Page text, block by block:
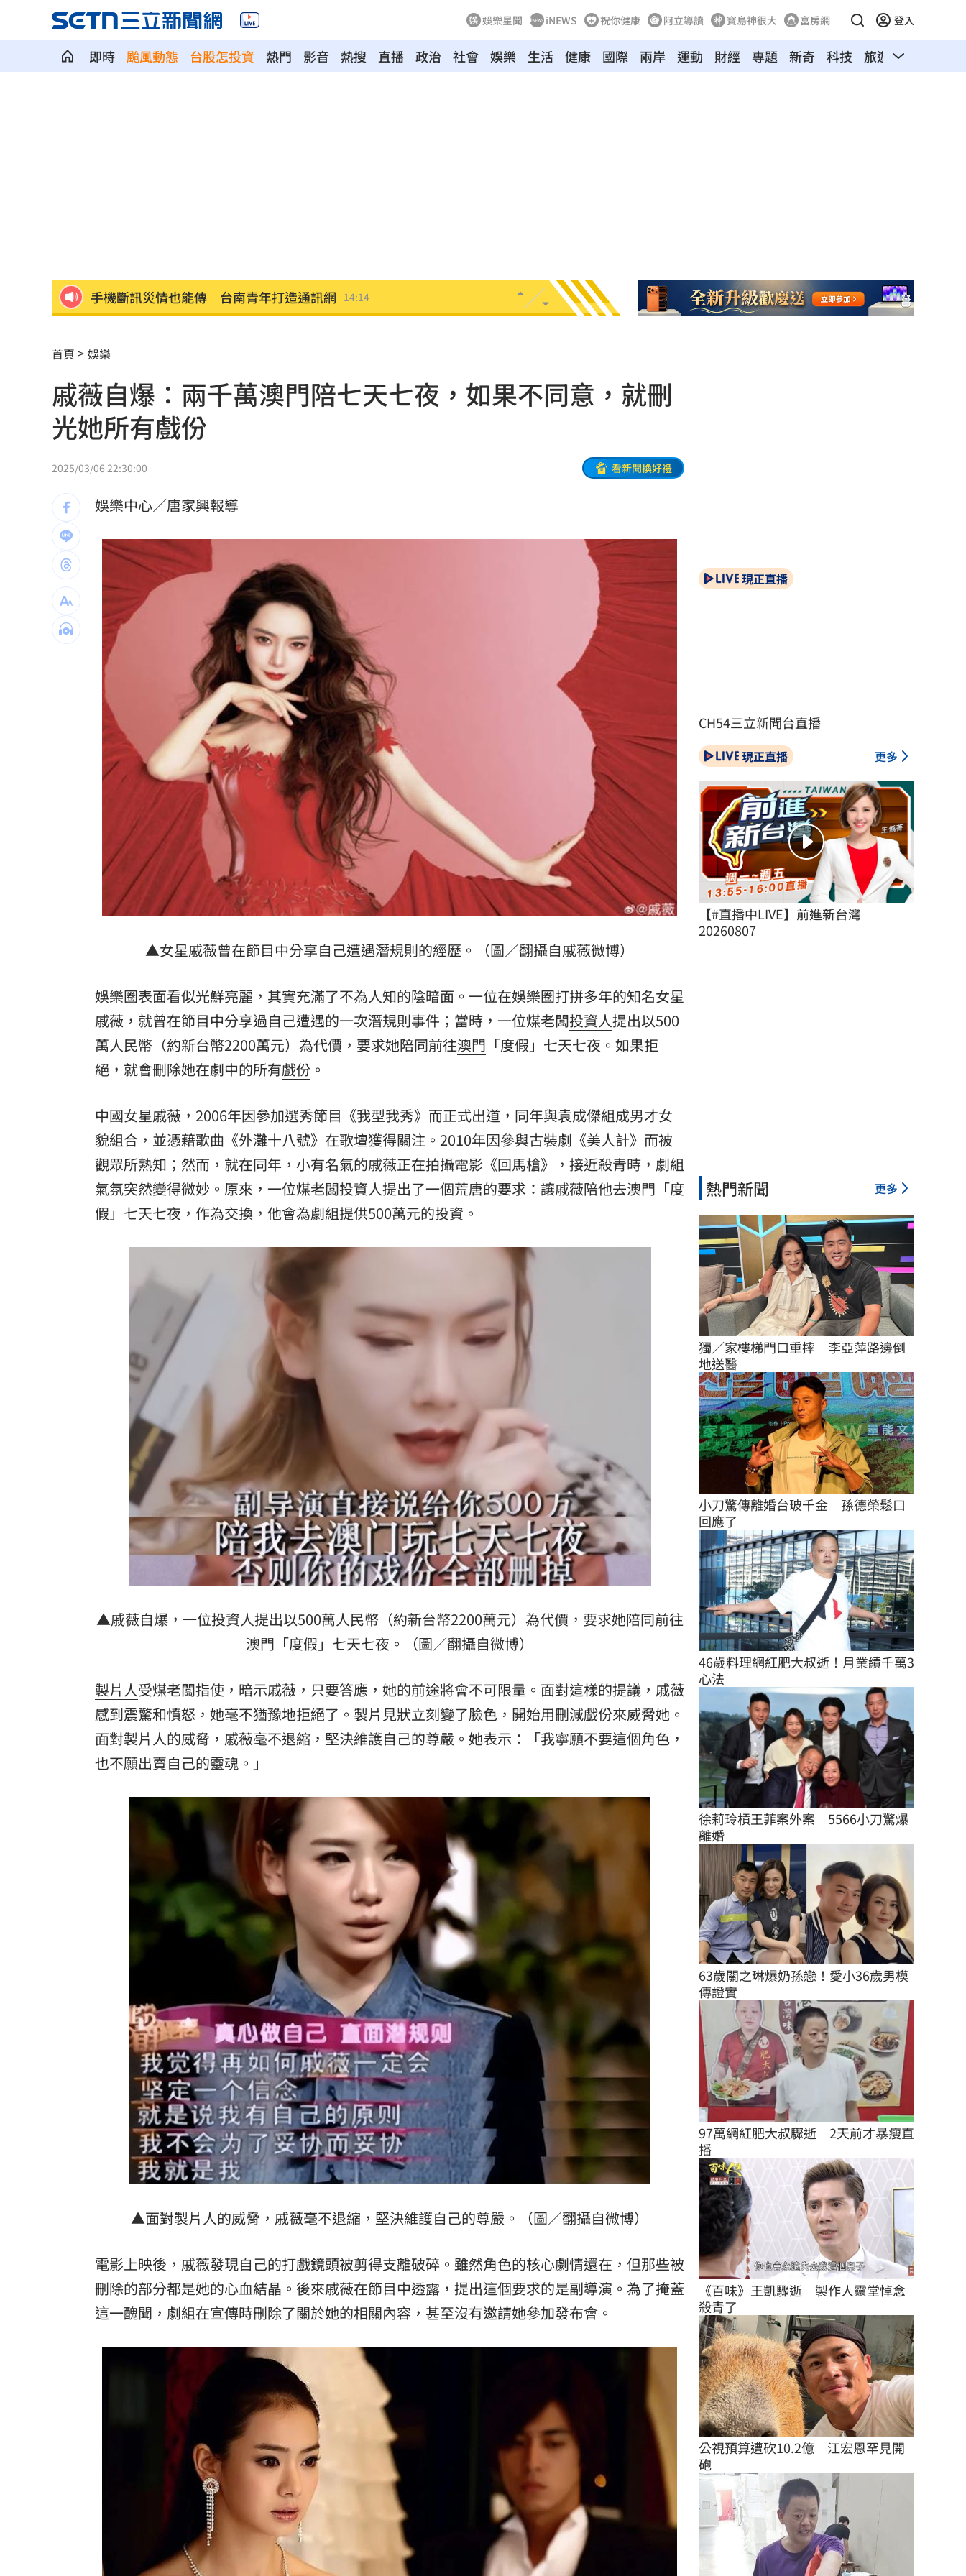
娛樂星聞 iNEWS 祝你健康 阿立導讀 寶島神很大 富房網 登入
即時 颱風動態 台股怎投資 熱門 影音 熱搜 直播 政治 社會 娛樂 生活 健康 國際 兩岸 運動 財經 專題 新奇 科技 旅遊 汽車
手機斷訊災情也能傳 台南青年打造通訊網 14:14
白海豚對流增強！發海警將破68年颱風紀錄
視導城鎮韌性演習 蕭美琴曝三檢驗重點 14:11
肥大叔國台語教煮菜爆紅 曾創年收破億
阿中喊真相浮出水面 網淚：謝謝守護台灣
詐10億女律曾任中市法律顧問？市府澄清
男星聞「同事抽菸味道」不敢講表情成迷因
【迪士尼】Q3亮眼 幕後推手帶動雙引擎
混兄弟跑路去大陸…想擺脫發現父擁9房產 13:52
田路路批不配當工會理事長 曹雨婷不忍了 13:51
郭書瑤背後金主竟是大咖藝人！身份曝光了 13:51
女律師詐慈濟10億仍做1事 眾驚：水很深 13:49
踩鞭炮瞬間爆炸！51歲男腳掌全爛 急截肢 13:45
台灣彩券開獎直播中 20:31
LIVE三立+24小時直播 15:27
三立iNEWS新聞台線上直播
台彩父親節推新刮刮樂千萬頭獎超「爸」氣 12:00
「拍片人的多重宇宙」職涯論壇9/12登場！ 10:30
8國球員齊聚高雄 Formosa 7s掀足球熱潮 10:00
理想混蛋號召粉絲跨海追星吃美食！ 18:15
首頁 娛樂
戚薇自爆：兩千萬澳門陪七天七夜，如果不同意，就刪
光她所有戲份
2025/03/06 22:30:00 看新聞換好禮
娛樂中心／唐家興報導
▲女星戚薇曾在節目中分享自己遭遇潛規則的經歷。（圖／翻攝自戚薇微博）
娛樂圈表面看似光鮮亮麗，其實充滿了不為人知的陰暗面。一位在娛樂圈打拼多年的知名女星
戚薇，就曾在節目中分享過自己遭遇的一次潛規則事件；當時，一位煤老闆投資人提出以500
萬人民幣（約新台幣2200萬元）為代價，要求她陪同前往澳門 「度假」七天七夜。如果拒
絕，就會刪除她在劇中的所有戲份 。
中國女星戚薇，2006年因參加選秀節目《我型我秀》而正式出道，同年與袁成傑組成男才女
貌組合，並憑藉歌曲《外灘十八號》在歌壇獲得關注。2010年因參與古裝劇《美人計》而被
觀眾所熟知；然而，就在同年，小有名氣的戚薇正在拍攝電影《回馬槍》，接近殺青時，劇組
氣氛突然變得微妙。原來，一位煤老闆投資人提出了一個荒唐的要求：讓戚薇陪他去澳門「度
假」七天七夜，作為交換，他會為劇組提供500萬元的投資。
▲戚薇自爆，一位投資人提出以500萬人民幣（約新台幣2200萬元）為代價，要求她陪同前往
澳門「度假」七天七夜。（圖／翻攝自微博）
製片人受煤老闆指使，暗示戚薇，只要答應，她的前途將會不可限量。面對這樣的提議，戚薇
感到震驚和憤怒，她毫不猶豫地拒絕了。製片見狀立刻變了臉色，開始用刪減戲份來威脅她。
面對製片人的威脅，戚薇毫不退縮，堅決維護自己的尊嚴。她表示：「我寧願不要這個角色，
也不願出賣自己的靈魂。」
▲面對製片人的威脅，戚薇毫不退縮，堅決維護自己的尊嚴。（圖／翻攝自微博）
電影上映後，戚薇發現自己的打戲鏡頭被剪得支離破碎。雖然角色的核心劇情還在，但那些被
刪除的部分都是她的心血結晶。後來戚薇在節目中透露，提出這個要求的是副導演。為了掩蓋
這一醜聞，劇組在宣傳時刪除了關於她的相關內容，甚至沒有邀請她參加發布會。
現正直播
CH54三立新聞台直播
現正直播 更多
【#直播中LIVE】前進新台灣
20260807
熱門新聞 更多
獨／家樓梯門口重摔　李亞萍路邊倒
地送醫
小刀驚傳離婚台玻千金　孫德榮鬆口
回應了
46歲料理網紅肥大叔逝！月業績千萬3
心法
徐莉玲槓王菲案外案　5566小刀驚爆
離婚
63歲關之琳爆奶孫戀！愛小36歲男模
傳證實
97萬網紅肥大叔驟逝　2天前才暴瘦直
播
《百味》王凱驟逝　製作人靈堂悼念
殺青了
公視預算遭砍10.2億　江宏恩罕見開
砲